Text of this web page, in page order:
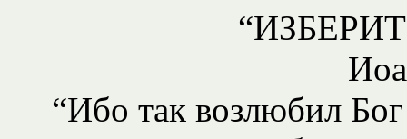
“Ибо так возлюбил